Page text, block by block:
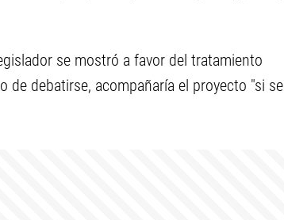
se mostró a favor del tratamiento
de debatirse, acompañaría el proyecto "si se